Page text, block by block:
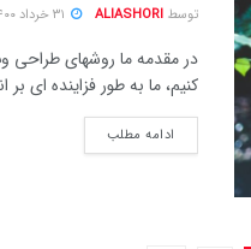
توسط ALIASHORI
در مقدمه ما روشهای طراحی
کنیم، ما به طور فزاینده ای بر
ادامه مطلب